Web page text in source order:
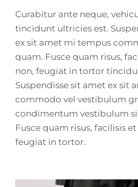
Curabitur ante neque,
tincidunt ultricies est.
ex sit amet mi tempus
quam. Fusce quam risus,
non, feugiat in tortor
Suspendisse sit amet ex sit
commodo vel vestibulum
condimentum vestibulum
Fusce quam risus, facilisis
feugiat in tortor.